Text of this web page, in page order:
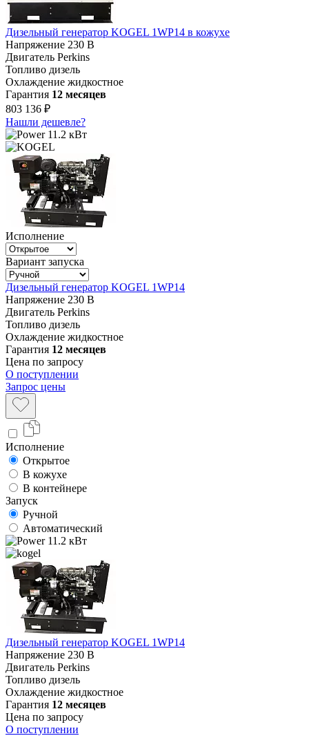
Дизельный генератор KOGEL 1WP14 в кожухе
Напряжение 230 В
Двигатель Perkins
Топливо дизель
Охлаждение жидкостное
Гарантия 12 месяцев
803 136 ₽
Нашли дешевле?
11.2 кВт
Исполнение
Вариант запуска
Дизельный генератор KOGEL 1WP14
Напряжение 230 В
Двигатель Perkins
Топливо дизель
Охлаждение жидкостное
Гарантия 12 месяцев
Цена по запросу
О поступлении
Запрос цены
Исполнение
Открытое
В кожухе
В контейнере
Запуск
Ручной
Автоматический
11.2 кВт
Дизельный генератор KOGEL 1WP14
Напряжение 230 В
Двигатель Perkins
Топливо дизель
Охлаждение жидкостное
Гарантия 12 месяцев
Цена по запросу
О поступлении